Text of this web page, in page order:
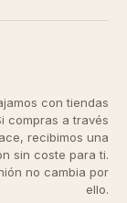
con tiendas
compras a través
recibimos una
sin coste para ti.
no cambia por
ello.